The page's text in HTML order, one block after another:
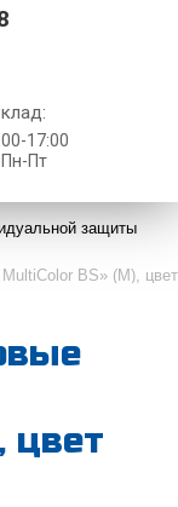
17:00
Пн-Пт
защиты
BS» (M),
цвет